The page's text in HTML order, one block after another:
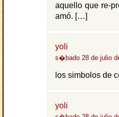
aquello que re-
amó. […]
yoli
s�bado 28 de julio
los simbolos de
yoli